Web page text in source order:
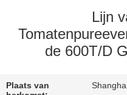
ONGEVEER
ONS
Lijn
de 600T/D
Plaats van